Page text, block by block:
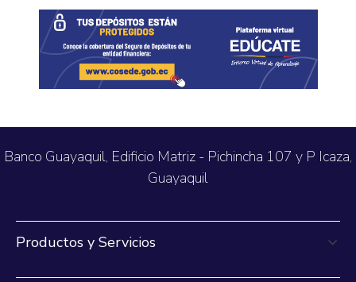
Banco Guayaquil, Edificio Matriz - Pichincha 107 y P Icaza,
Guayaquil
Productos y Servicios